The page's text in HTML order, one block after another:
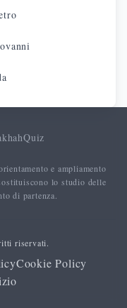
Quiz
e ampliamento
lo studio delle
di partenza.
riservati.
Cookie Policy